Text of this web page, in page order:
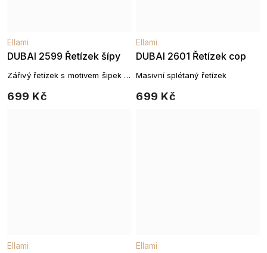
DUBAI 2599 Řetízek šípy
Ellami
699 Kč
Zářivý řetízek s motivem šipek a
DUBAI 2601 Řetízek cop
Ellami
699 Kč
Masivní splétaný řetízek
Ellami Ellami